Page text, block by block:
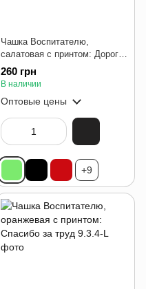
Чашка Воспитателю,
салатовая с принтом: Дорога
к счастью
260 грн
В наличии
Оптовые цены
+9